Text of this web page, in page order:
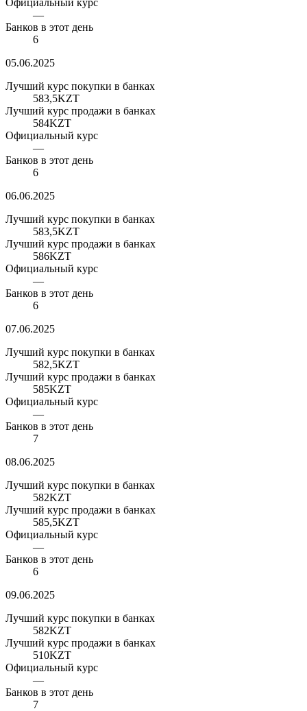
Официальный курс
—
Банков в этот день
6
05.06.2025
Лучший курс покупки в банках
583,5KZT
Лучший курс продажи в банках
584KZT
Официальный курс
—
Банков в этот день
6
06.06.2025
Лучший курс покупки в банках
583,5KZT
Лучший курс продажи в банках
586KZT
Официальный курс
—
Банков в этот день
6
07.06.2025
Лучший курс покупки в банках
582,5KZT
Лучший курс продажи в банках
585KZT
Официальный курс
—
Банков в этот день
7
08.06.2025
Лучший курс покупки в банках
582KZT
Лучший курс продажи в банках
585,5KZT
Официальный курс
—
Банков в этот день
6
09.06.2025
Лучший курс покупки в банках
582KZT
Лучший курс продажи в банках
510KZT
Официальный курс
—
Банков в этот день
7